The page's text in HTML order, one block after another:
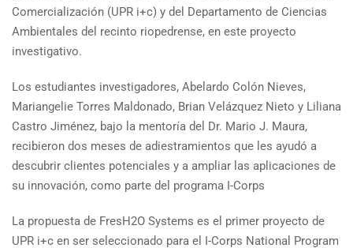
Comercialización (UPR i+c) y del Departamento de Ciencias
Ambientales del recinto riopedrense, en este proyecto
investigativo.
Los estudiantes investigadores, Abelardo Colón Nieves,
Mariangelie Torres Maldonado, Brian Velázquez Nieto y Liliana
Castro Jiménez, bajo la mentoría del Dr. Mario J. Maura,
recibieron dos meses de adiestramientos que les ayudó a
descubrir clientes potenciales y a ampliar las aplicaciones de
su innovación, como parte del programa I-Corps
La propuesta de FresH2O Systems es el primer proyecto de
UPR i+c en ser seleccionado para el I-Corps National Program